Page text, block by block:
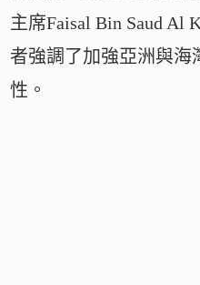
主席Faisal Bin Saud Al
者強調了加強亞洲與海
性。